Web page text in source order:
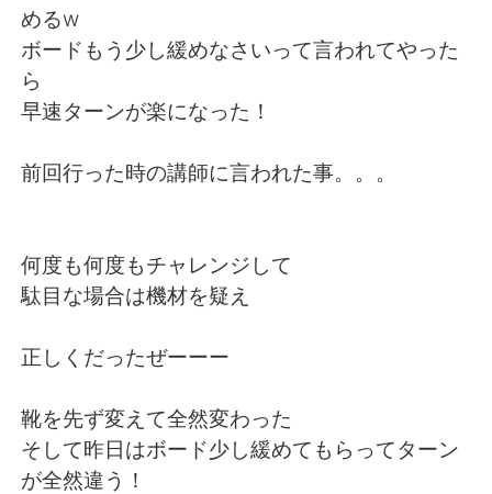
繁體中文
Türkçe Tiếng Việt
Português
めるw
ボードもう少し緩めなさいって言われてやった
ら
早速ターンが楽になった！
前回行った時の講師に言われた事。。。
何度も何度もチャレンジして
駄目な場合は機材を疑え
正しくだったぜーーー
靴を先ず変えて全然変わった
そして昨日はボード少し緩めてもらってターン
が全然違う！